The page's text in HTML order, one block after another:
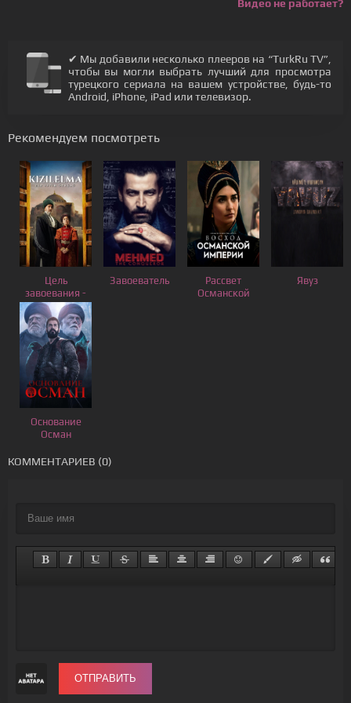
Видео не работает?
✔ Мы добавили несколько плееров на “TurkRu TV”,
чтобы вы могли выбрать лучший для просмотра
турецкого сериала на вашем устройстве, будь-то
Android, iPhone, iPad или телевизор.
Рекомендуем посмотреть
Цель
завоевания -
Красное
яблоко
Завоеватель
Рассвет
Османской
Явуз
Основание
Осман
КОММЕНТАРИЕВ (0)
ОТПРАВИТЬ